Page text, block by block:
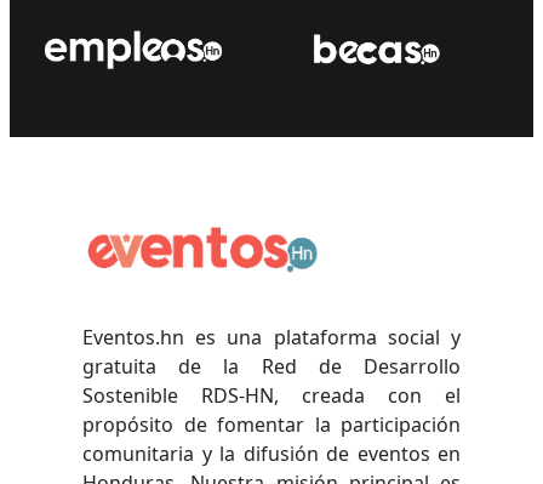
Eventos.hn es una plataforma social y
gratuita de la Red de Desarrollo
Sostenible RDS-HN, creada con el
propósito de fomentar la participación
comunitaria y la difusión de eventos en